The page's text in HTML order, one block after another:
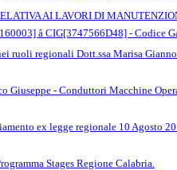
AI LAVORI DI
â CIG[3747566D48] - Codice
ruoli regionali Dott.ssa Marisa
Giuseppe - Conduttori Macchine
ex legge regionale 10 Agosto
Stages Regione Calabria.